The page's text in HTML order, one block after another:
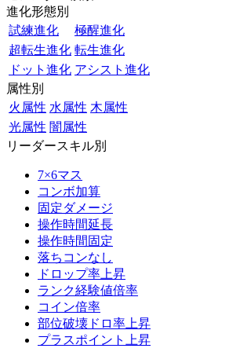
進化形態別
試練進化
極醒進化
超転生進化 転生進化
ドット進化 アシスト進化
属性別
火属性 水属性 木属性
光属性 闇属性
リーダースキル別
7×6マス
コンボ加算
固定ダメージ
操作時間延長
操作時間固定
落ちコンなし
ドロップ率上昇
ランク経験値倍率
コイン倍率
部位破壊ドロ率上昇
プラスポイント上昇